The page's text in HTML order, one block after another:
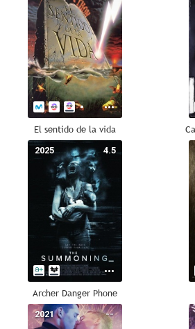
El sentido de la vida
4.5
2025
Archer Danger Phone
--
2021